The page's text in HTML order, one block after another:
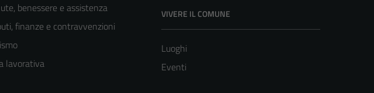
benessere e assistenza
finanze e contravvenzioni
lavorativa
VIVERE IL COMUNE
Luoghi
Eventi